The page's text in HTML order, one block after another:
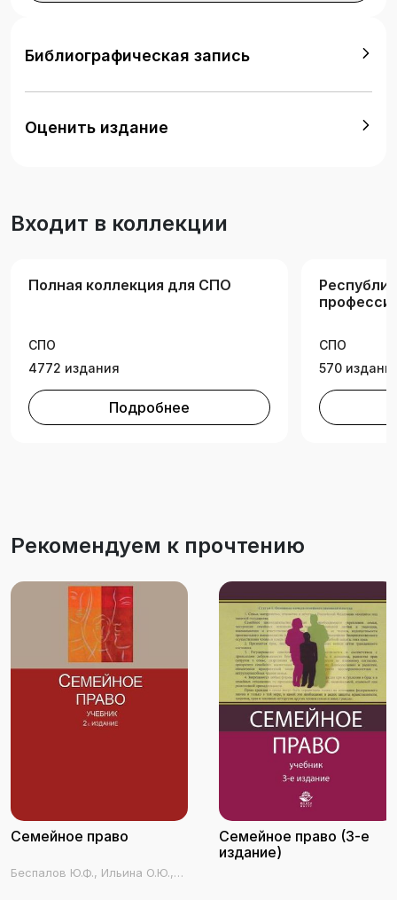
специальности «Правоведение».
Библиографическая запись
Оценить издание
Входит в коллекции
Полная коллекция для СПО
СПО
4772 издания
Подробнее
(Среднее
СПО
570
Рекомендуем к прочтению
Семейное право
Беспалов Ю.Ф., Ильина О.Ю.,
Семейное право (3-е
издание)